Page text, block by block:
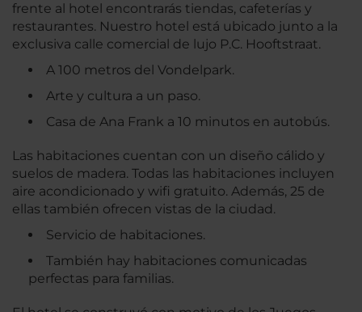
frente al hotel encontrarás tiendas, cafeterías y
restaurantes. Nuestro hotel está ubicado junto a la
exclusiva calle comercial de lujo P.C. Hooftstraat.
A 100 metros del Vondelpark.
Arte y cultura a un paso.
Casa de Ana Frank a 10 minutos en autobús.
Las habitaciones cuentan con un diseño cálido y
suelos de madera. Todas las habitaciones incluyen
aire acondicionado y wifi gratuito. Además, 25 de
ellas también ofrecen vistas de la ciudad.
Servicio de habitaciones.
También hay habitaciones comunicadas
perfectas para familias.